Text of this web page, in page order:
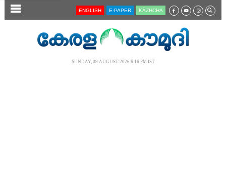
SECTIONS ENGLISH E-PAPER KĀZHCHA
SUNDAY, 09 AUGUST 2026 6.16 PM IST